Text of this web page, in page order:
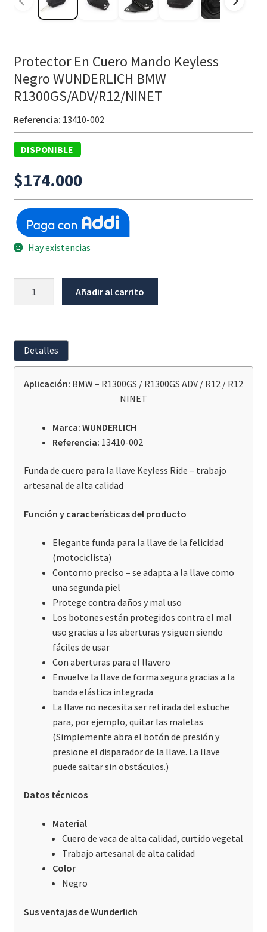
Protector En Cuero Mando Keyless
Negro WUNDERLICH BMW
R1300GS/ADV/R12/NINET
Referencia: 13410-002
DISPONIBLE
$174.000
Hay existencias
Keyless
Negro
BMW
Añadir al carrito
Detalles
Aplicación: BMW – R1300GS / R1300GS ADV / R12 / R12
NINET
Marca: WUNDERLICH
Referencia: 13410-002
Funda de cuero para la llave Keyless Ride – trabajo
artesanal de alta calidad
Función y características del producto
Elegante funda para la llave de la felicidad
(motociclista)
Contorno preciso – se adapta a la llave como
una segunda piel
Protege contra daños y mal uso
Los botones están protegidos contra el mal
uso gracias a las aberturas y siguen siendo
fáciles de usar
Con aberturas para el llavero
Envuelve la llave de forma segura gracias a la
banda elástica integrada
La llave no necesita ser retirada del estuche
para, por ejemplo, quitar las maletas
(Simplemente abra el botón de presión y
presione el disparador de la llave. La llave
puede saltar sin obstáculos.)
Datos técnicos
Material
Cuero de vaca de alta calidad, curtido vegetal
Trabajo artesanal de alta calidad
Color
Negro
Sus ventajas de Wunderlich